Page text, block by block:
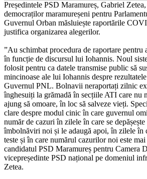
Președintele PSD Maramureș, Gabriel
democraților maramureșeni pentru
Guvernul Orban măsluiește raportările
justifica organizarea alegerilor.
”Au schimbat procedura de raportare pentru
în funcție de discursul lui Iohannis. Noul
folosit pentru ca datele transmise public să
mincinoase ale lui Iohannis despre
Guvernul PNL. Bolnavii neraportați zilnic
înghesuiți la grămadă în secțiile ATI care nu
ajung să omoare, în loc să salveze vieți.
clare despre modul cinic în care guvernul
număr de cazuri în zilele în care se
îmbolnăviri noi și le adaugă apoi, în zilele în
teste și în care numărul cazurilor noi este
candidatul PSD Maramureș pentru Camera
vicepreședinte PSD național pe domeniul
Zetea.